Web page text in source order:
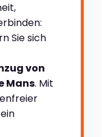
Sie sich
von
Mans. Mit